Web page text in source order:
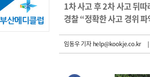
1차 사고 후 2차 사고 뒤따
경찰 “정확한 사고 경위
임동우 기자help@kookje.co.kr